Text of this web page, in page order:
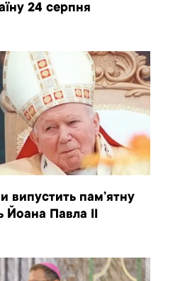
24 серпня
випустить пам’ятну
Йоана Павла II